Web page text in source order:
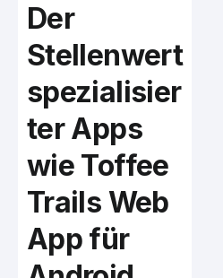
Der
Stellenwert
spezialisier
ter Apps
wie Toffee
Trails Web
App für